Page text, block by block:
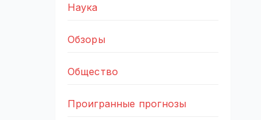
Наука
Обзоры
Общество
Проигранные прогнозы